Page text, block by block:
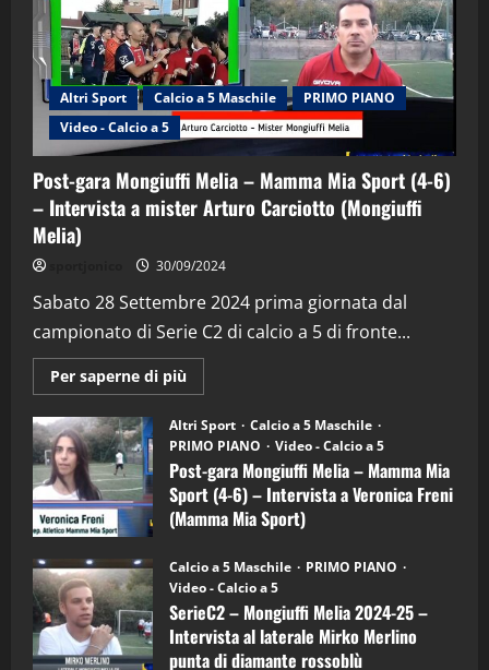
Altri Sport Calcio a 5 Maschile
PRIMO PIANO
Video - Calcio a 5
Post-gara Mongiuffi Melia – Mamma Mia Sport (4-6)
– Intervista a mister Arturo Carciotto (Mongiuffi
Melia)
30/09/2024
Sabato 28 Settembre 2024 prima giornata dal
campionato di Serie C2 di calcio a 5 di fronte...
Per saperne di più
informazioni
Post-
gara
Mongiuffi
Melia
–
Mamma
Mia
Sport
6)
–
Intervista
a
mister
Arturo
Carciotto
(Mongiuffi
Altri Sport
Calcio a 5 Maschile
PRIMO PIANO
Video - Calcio a 5
Post-gara Mongiuffi Melia – Mamma Mia
Sport (4-6) – Intervista a Veronica Freni
(Mamma Mia Sport)
Calcio a 5 Maschile
PRIMO PIANO
Video - Calcio a 5
SerieC2 – Mongiuffi Melia 2024-25 –
Intervista al laterale Mirko Merlino
punta di diamante rossoblù
2
“SportEmpire” in Podcast: 29^ Puntata
(Martedi 28 Aprile 2026)
28/04/2026
3
"SportEmpire" in Podcast
“SportEmpire” in Podcast: 28^ Puntata
(Martedi 21 Aprile 2026)
21/04/2026
4
“SportEmpire” in Podcast: 27^ Puntata
(Martedi 14 Aprile 2026)
15/04/2026